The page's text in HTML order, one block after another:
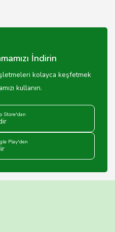
İndirin
kolayca keşfetmek
kullanın.
Store'dan
Play'den